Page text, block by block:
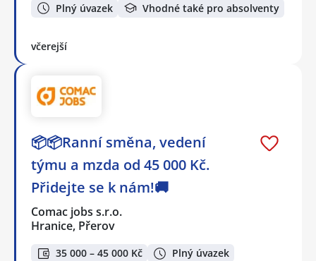
Plný úvazek Vhodné také pro absolventy
včerejší
📦📦Ranní směna, vedení
týmu a mzda od 45 000 Kč.
Přidejte se k nám!🚚
Comac jobs s.r.o.
Hranice, Přerov
35 000 – 45 000 Kč Plný úvazek